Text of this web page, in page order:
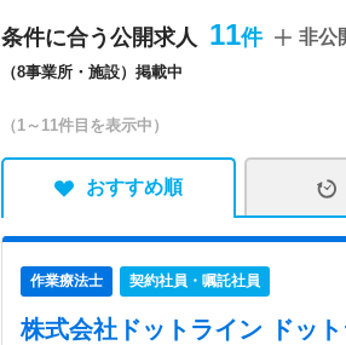
条件に合う公開求人 11
（8事業所・施設）掲載中
非公
（1～11件目を表示中）
おすすめ順
作業療法士 契約社員・嘱託社員
株式会社ドットライン ドッ